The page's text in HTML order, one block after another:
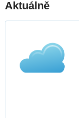
Aktuálně